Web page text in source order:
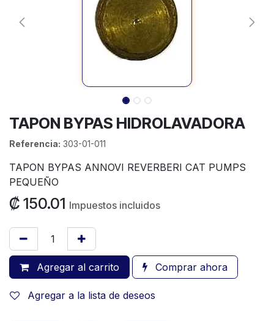
TAPON BYPAS HIDROLAVADORA
Referencia: 303-01-011
TAPON BYPAS ANNOVI REVERBERI CAT PUMPS
PEQUEÑO
₡ 150.01 Impuestos incluidos
Agregar al carrito Comprar ahora
Agregar a la lista de deseos